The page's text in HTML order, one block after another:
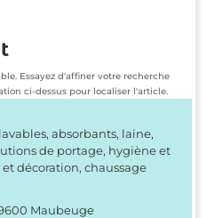
Essayez d'affiner votre recherche
ci-dessus pour localiser l'article.
absorbants, laine,
de portage, hygiène et
décoration, chaussage
Maubeuge